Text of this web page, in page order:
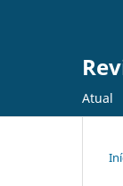
Atual